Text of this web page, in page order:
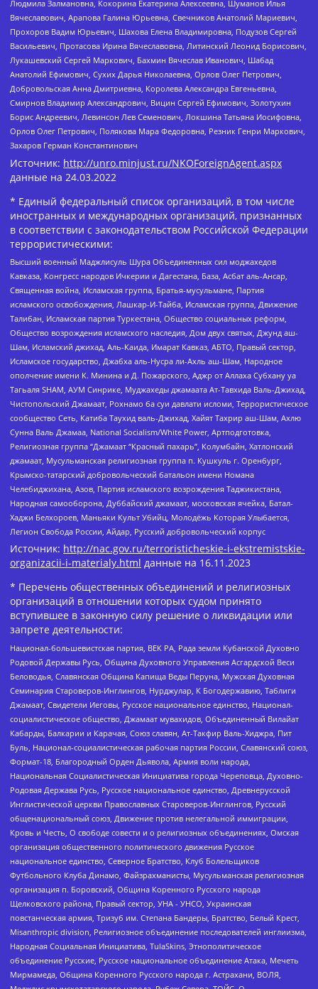
Людмила Залмановна, Кокорина Екатерина Алексеевна, Шуманов Илья
Вячеславович, Арапова Галина Юрьевна, Свечников Анатолий Мариевич,
Прохоров Вадим Юрьевич, Шахова Елена Владимировна, Подузов Сергей
Васильевич, Протасова Ирина Вячеславовна, Литинский Леонид Борисович,
Лукашевский Сергей Маркович, Бахмин Вячеслав Иванович, Шабад
Анатолий Ефимович, Сухих Дарья Николаевна, Орлов Олег Петрович,
Добровольская Анна Дмитриевна, Королева Александра Евгеньевна,
Смирнов Владимир Александрович, Вицин Сергей Ефимович, Золотухин
Борис Андреевич, Левинсон Лев Семенович, Локшина Татьяна Иосифовна,
Орлов Олег Петрович, Полякова Мара Федоровна, Резник Генри Маркович,
Захаров Герман Константинович
Источник: http://unro.minjust.ru/NKOForeignAgent.aspx
данные на 24.03.2022
* Единый федеральный список организаций, в том числе
иностранных и международных организаций, признанных
в соответствии с законодательством Российской Федерации
террористическими:
Высший военный Маджлисуль Шура Объединенных сил моджахедов
Кавказа, Конгресс народов Ичкерии и Дагестана, База, Асбат аль-Ансар,
Священная война, Исламская группа, Братья-мусульмане, Партия
исламского освобождения, Лашкар-И-Тайба, Исламская группа, Движение
Талибан, Исламская партия Туркестана, Общество социальных реформ,
Общество возрождения исламского наследия, Дом двух святых, Джунд аш-
Шам, Исламский джихад, Аль-Каида, Имарат Кавказ, АБТО, Правый сектор,
Исламское государство, Джабха аль-Нусра ли-Ахль аш-Шам, Народное
ополчение имени К. Минина и Д. Пожарского, Аджр от Аллаха Субхану уа
Тагьаля SHAM, АУМ Синрике, Муджахеды джамаата Ат-Тавхида Валь-Джихад,
Чистопольский Джамаат, Рохнамо ба суи давлати исломи, Террористическое
сообщество Сеть, Катиба Таухид валь-Джихад, Хайят Тахрир аш-Шам, Ахлю
Сунна Валь Джамаа, National Socialism/White Power, Артподготовка,
Религиозная группа “Джамаат “Красный пахарь”, Колумбайн, Хатлонский
джамаат, Мусульманская религиозная группа п. Кушкуль г. Оренбург,
Крымско-татарский добровольческий батальон имени Номана
Челебиджихана, Азов, Партия исламского возрождения Таджикистана,
Народная самооборона, Дуббайский джамаат, московская ячейка, Батал-
Хаджи Белхороев, Маньяки Культ Убийц, Молодёжь Которая Улыбается,
Легион Свобода России, Айдар, Русский добровольческий корпус
Источник: http://nac.gov.ru/terroristicheskie-i-ekstremistskie-
organizacii-i-materialy.html данные на 16.11.2023
* Перечень общественных объединений и религиозных
организаций в отношении которых судом принято
вступившее в законную силу решение о ликвидации или
запрете деятельности:
Национал-большевистская партия, ВЕК РА, Рада земли Кубанской Духовно
Родовой Державы Русь, Община Духовного Управления Асгардской Веси
Беловодья, Славянская Община Капища Веды Перуна, Мужская Духовная
Семинария Староверов-Инглингов, Нурджулар, К Богодержавию, Таблиги
Джамаат, Свидетели Иеговы, Русское национальное единство, Национал-
социалистическое общество, Джамаат мувахидов, Объединенный Вилайат
Кабарды, Балкарии и Карачая, Союз славян, Ат-Такфир Валь-Хиджра, Пит
Буль, Национал-социалистическая рабочая партия России, Славянский союз,
Формат-18, Благородный Орден Дьявола, Армия воли народа,
Национальная Социалистическая Инициатива города Череповца, Духовно-
Родовая Держава Русь, Русское национальное единство, Древнерусской
Инглистической церкви Православных Староверов-Инглингов, Русский
общенациональный союз, Движение против нелегальной иммиграции,
Кровь и Честь, О свободе совести и о религиозных объединениях, Омская
организация общественного политического движения Русское
национальное единство, Северное Братство, Клуб Болельщиков
Футбольного Клуба Динамо, Файзрахманисты, Мусульманская религиозная
организация п. Боровский, Община Коренного Русского народа
Щелковского района, Правый сектор, УНА - УНСО, Украинская
повстанческая армия, Тризуб им. Степана Бандеры, Братство, Белый Крест,
Misanthropic division, Религиозное объединение последователей инглиизма,
Народная Социальная Инициатива, TulaSkins, Этнополитическое
объединение Русские, Русское национальное объединение Атака, Мечеть
Мирмамеда, Община Коренного Русского народа г. Астрахани, ВОЛЯ,